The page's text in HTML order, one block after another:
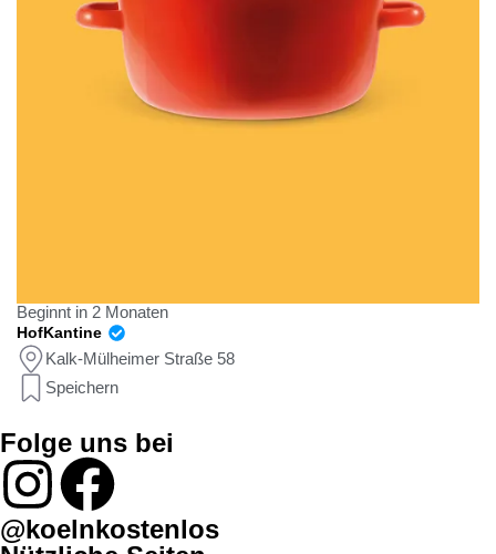
Beginnt in 2 Monaten
HofKantine
Kalk-Mülheimer Straße 58
Speichern
Folge uns bei
@koelnkostenlos